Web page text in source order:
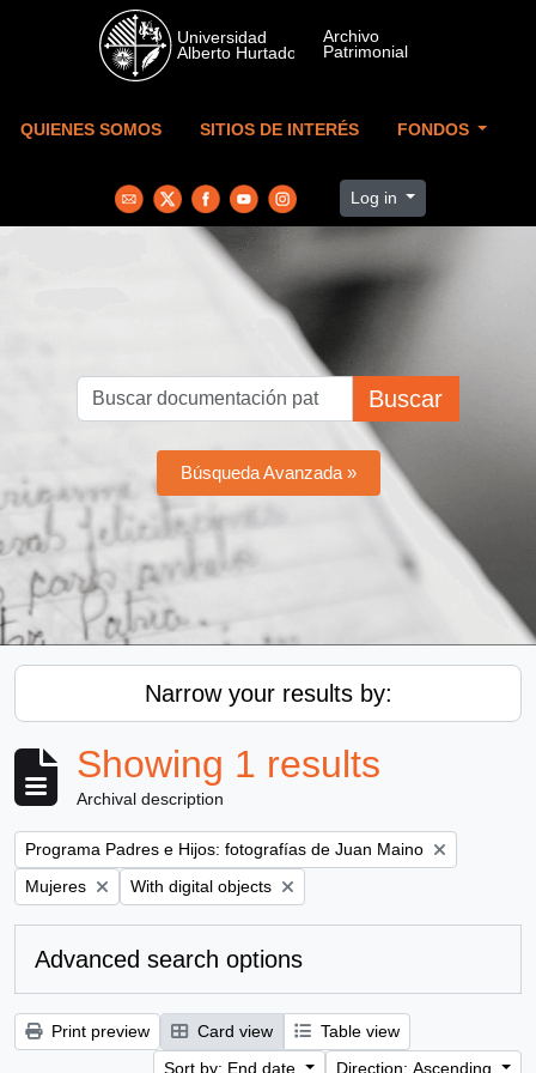
Skip to main content
QUIENES SOMOS SITIOS DE INTERÉS FONDOS
Log in
Buscar
Búsqueda Avanzada »
Narrow your results by:
Showing 1 results
Archival description
Remove filter:
Programa Padres e Hijos: fotografías de Juan Maino
Remove filter:
Mujeres Remove filter:
With digital objects
Advanced search options
Print preview Card view
Table view
Sort by: End date
Direction: Ascending